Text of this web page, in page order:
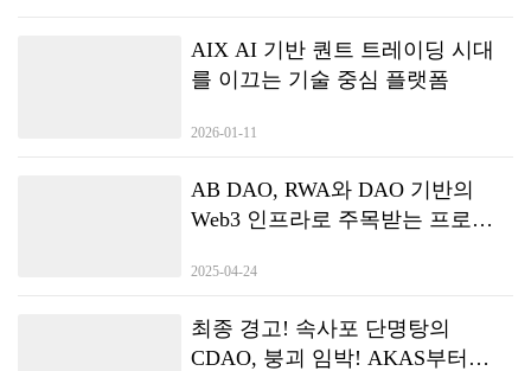
AIX AI 기반 퀀트 트레이딩 시대
를 이끄는 기술 중심 플랫폼
2026-01-11
AB DAO, RWA와 DAO 기반의
Web3 인프라로 주목받는 프로젝
2025-04-24
최종 경고! 속사포 단명탕의
CDAO, 붕괴 임박! AKAS부터